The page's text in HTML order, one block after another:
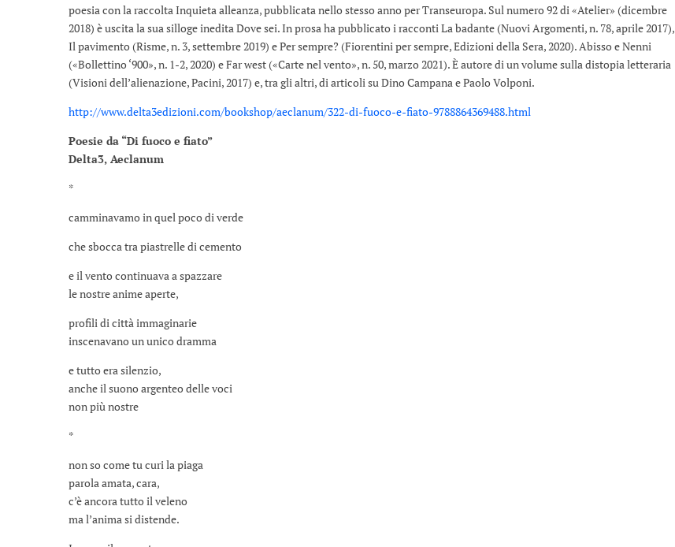
poesia con la raccolta Inquieta alleanza, pubblicata nello stesso anno per Transeuropa. Sul numero 92 di «Atelier» (dicembre
2018) è uscita la sua silloge inedita Dove sei. In prosa ha pubblicato i racconti La badante (Nuovi Argomenti, n. 78, aprile 2017),
Il pavimento (Risme, n. 3, settembre 2019) e Per sempre? (Fiorentini per sempre, Edizioni della Sera, 2020). Abisso e Nenni
(«Bollettino ‘900», n. 1-2, 2020) e Far west («Carte nel vento», n. 50, marzo 2021). È autore di un volume sulla distopia letteraria
(Visioni dell’alienazione, Pacini, 2017) e, tra gli altri, di articoli su Dino Campana e Paolo Volponi.
http://www.delta3edizioni.com/bookshop/aeclanum/322-di-fuoco-e-fiato-9788864369488.html
Poesie da “Di fuoco e fiato”
Delta3, Aeclanum
*
camminavamo in quel poco di verde
che sbocca tra piastrelle di cemento
e il vento continuava a spazzare
le nostre anime aperte,
profili di città immaginarie
inscenavano un unico dramma
e tutto era silenzio,
anche il suono argenteo delle voci
non più nostre
*
non so come tu curi la piaga
parola amata, cara,
c’è ancora tutto il veleno
ma l’anima si distende.